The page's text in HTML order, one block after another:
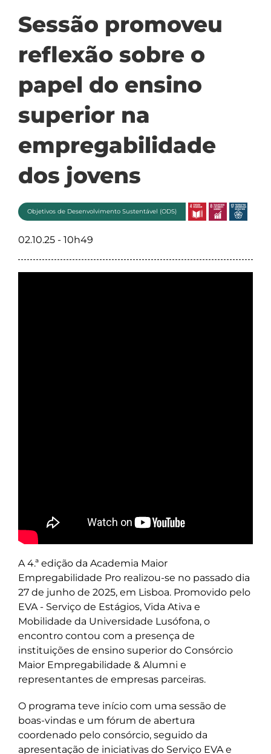
Sessão promoveu
reflexão sobre o
papel do ensino
superior na
empregabilidade
dos jovens
Objetivos de Desenvolvimento Sustentável (ODS)
02.10.25 - 10h49
A 4.ª edição da Academia Maior
Empregabilidade Pro realizou-se no passado dia
27 de junho de 2025, em Lisboa. Promovido pelo
EVA - Serviço de Estágios, Vida Ativa e
Mobilidade da Universidade Lusófona, o
encontro contou com a presença de
instituições de ensino superior do Consórcio
Maior Empregabilidade & Alumni e
representantes de empresas parceiras.
O programa teve início com uma sessão de
boas-vindas e um fórum de abertura
coordenado pelo consórcio, seguido da
apresentação de iniciativas do Serviço EVA e